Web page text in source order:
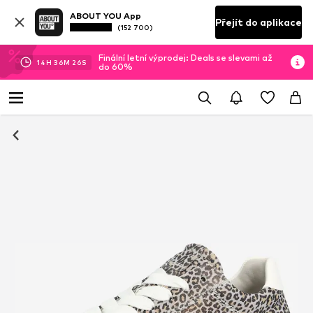
ABOUT YOU App
(152 700) Přejít do aplikace
14H 36M 25S
Finální letní výprodej: Deals se slevami až
do 60%